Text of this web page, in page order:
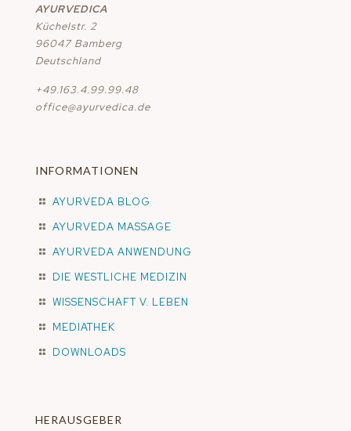
AYURVEDICA
Küchelstr. 2
96047 Bamberg
Deutschland
+49.163.4.99.99.48
office@ayurvedica.de
INFORMATIONEN
AYURVEDA BLOG
AYURVEDA MASSAGE
AYURVEDA ANWENDUNG
DIE WESTLICHE MEDIZIN
WISSENSCHAFT V. LEBEN
MEDIATHEK
DOWNLOADS
HERAUSGEBER